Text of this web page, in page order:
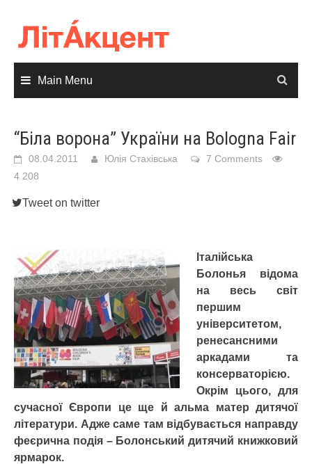
content
Main Menu
“Біла ворона” України на Bologna Fair
08.04.2011 Юлія Стахівська
7 Comments
4 208
Tweet on twitter
Італійська
Болонья відома
на весь світ
першим
університетом,
ренесансними
аркадами та
консерваторією.
Окрім цього, для
сучасної Європи це ще й альма матер дитячої
літератури. Адже саме там відбувається направду
феєрична подія – Болонський дитячий книжковий
ярмарок.